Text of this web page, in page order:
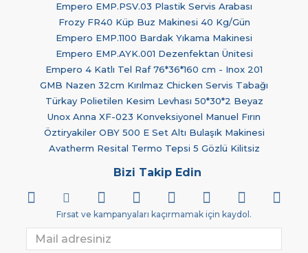
Empero EMP.PSV.03 Plastik Servis Arabası
Frozy FR40 Küp Buz Makinesi 40 Kg/Gün
Empero EMP.1100 Bardak Yıkama Makinesi
Empero EMP.AYK.001 Dezenfektan Ünitesi
Empero 4 Katlı Tel Raf 76*36*160 cm - Inox 201
GMB Nazen 32cm Kırılmaz Chicken Servis Tabağı
Türkay Polietilen Kesim Levhası 50*30*2 Beyaz
Unox Anna XF-023 Konveksiyonel Manuel Fırın
Öztiryakiler OBY 500 E Set Altı Bulaşık Makinesi
Avatherm Resital Termo Tepsi 5 Gözlü Kilitsiz
Bizi Takip Edin
Fırsat ve kampanyaları kaçırmamak için kaydol.